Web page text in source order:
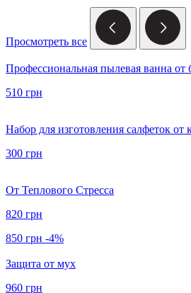
Просмотреть все
Профессиональная пылевая ванна от
510 грн
Набор для изготовления салфеток от
300 грн
От Теплового Стресса
820 грн
850 грн -4%
Защита от мух
960 грн